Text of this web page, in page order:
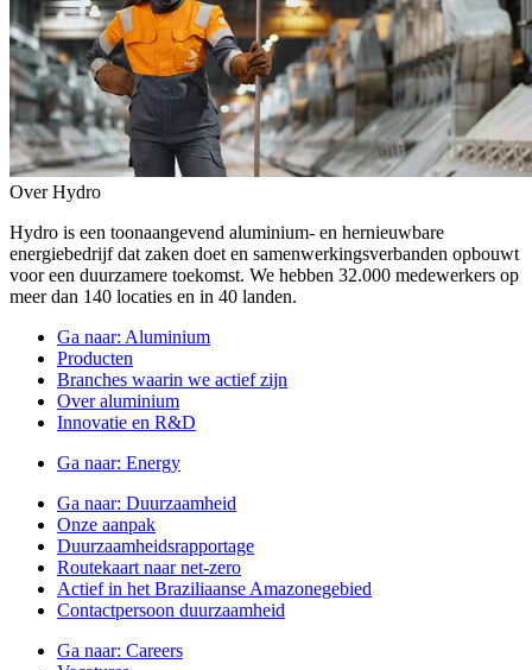
Over Hydro
Hydro is een toonaangevend aluminium- en hernieuwbare
energiebedrijf dat zaken doet en samenwerkingsverbanden opbouwt
voor een duurzamere toekomst. We hebben 32.000 medewerkers op
meer dan 140 locaties en in 40 landen.
Ga naar: Aluminium
Producten
Branches waarin we actief zijn
Over aluminium
Innovatie en R&D
Ga naar: Energy
Ga naar: Duurzaamheid
Onze aanpak
Duurzaamheidsrapportage
Routekaart naar net-zero
Actief in het Braziliaanse Amazonegebied
Contactpersoon duurzaamheid
Ga naar: Careers